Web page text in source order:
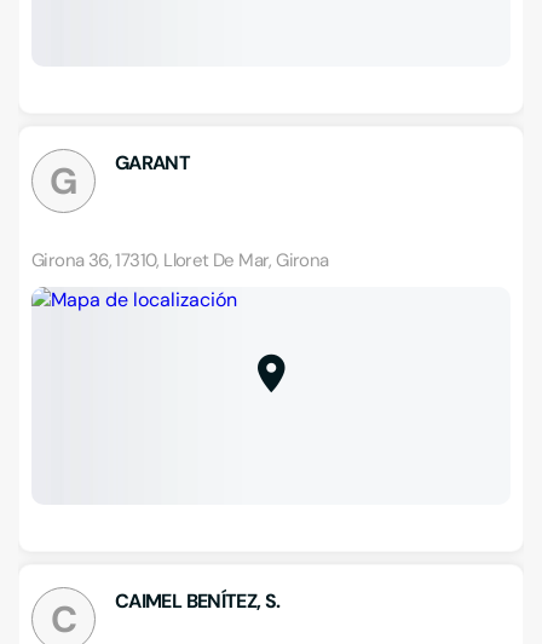
G GARANT
Girona 36, 17310, Lloret De Mar, Girona
C CAIMEL BENÍTEZ, S.